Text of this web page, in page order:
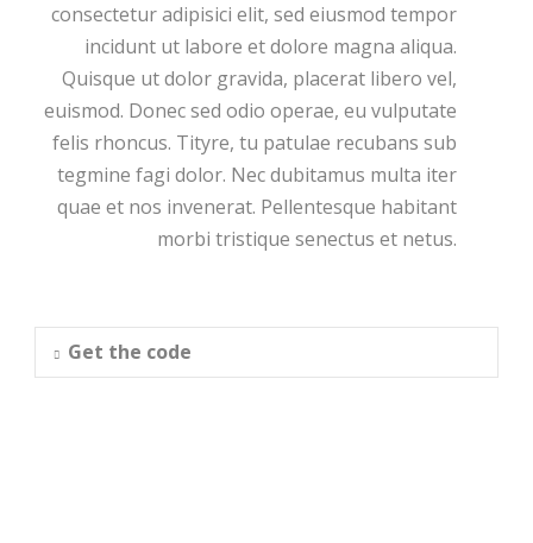
consectetur adipisici elit, sed eiusmod tempor
incidunt ut labore et dolore magna aliqua.
Quisque ut dolor gravida, placerat libero vel,
euismod. Donec sed odio operae, eu vulputate
felis rhoncus. Tityre, tu patulae recubans sub
tegmine fagi dolor. Nec dubitamus multa iter
quae et nos invenerat. Pellentesque habitant
morbi tristique senectus et netus.
Get the code